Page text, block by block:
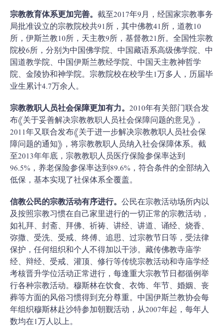
宗教教育体系更加完善。 截至2017年9月，经国家宗教事务
局批准设立的宗教院校共91所，其中佛教41所，道教10
所，伊斯兰教10所，天主教9所，基督教21所。全国性宗教
院校6所，分别为中国佛学院、中国藏语系高级佛学院、中
国道教学院、中国伊斯兰教经学院、中国天主教神哲学
院、金陵协和神学院。宗教院校在校学生1万多人，历届毕
业生累计4.7万余人。
宗教教职人员社会保障更加有力。 2010年有关部门联合发
布《关于妥善解决宗教教职人员社会保障问题的意见》，
2011年又联合发布《关于进一步解决宗教教职人员社会保
障问题的通知》，将宗教教职人员纳入社会保障体系。截
至2013年年底，宗教教职人员医疗保险参保率达到
96.5%，养老保险参保率达到89.6%，符合条件的全部纳入
低保，基本实现了社保体系全覆盖。
信教公民的宗教活动有序进行。 公民在宗教活动场所内以
及按照宗教习惯在自己家里进行的一切正常的宗教活动，
如礼拜、封斋、拜佛、祈祷、讲经、讲道、诵经、烧香、
弥撒、受洗、受戒、终傅、追思、过宗教节日等，受法律
保护，任何组织和个人不得加以干涉。藏传佛教寺庙学
经、辩经、受戒、灌顶、修行等传统宗教活动和寺庙学经
考核晋升学位活动正常进行，每逢重大宗教节日都循例举
行各种宗教活动。穆斯林在饮食、衣饰、年节、婚姻、丧
葬等方面的风俗习惯得到充分尊重。中国伊斯兰教协会每
年组织穆斯林赴沙特参加朝觐活动，从2007年起，每年人
数均在1万人以上。